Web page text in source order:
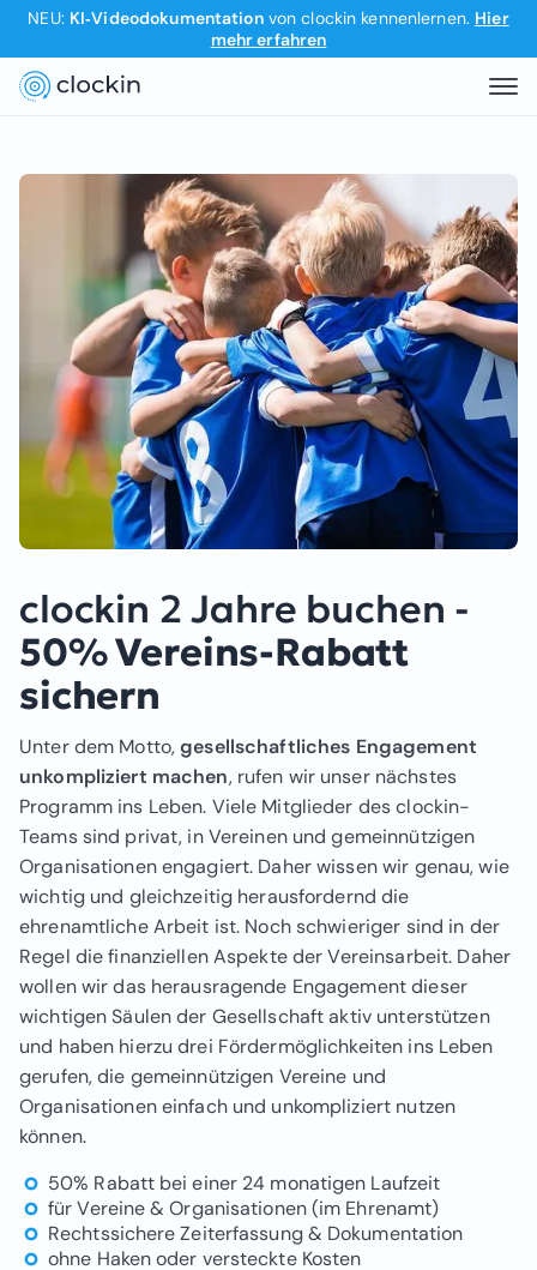
NEU: KI‑Videodokumentationvon clockin kennenlernen. Hier
mehr erfahren
clockin 2 Jahre buchen -
50% Vereins-Rabatt
sichern
Unter dem Motto,gesellschaftliches Engagement
unkompliziert machen, rufen wir unser nächstes
Programm ins Leben. Viele Mitglieder des clockin-
Teams sind privat, in Vereinen und gemeinnützigen
Organisationen engagiert. Daher wissen wir genau, wie
wichtig und gleichzeitig herausfordernd die
ehrenamtliche Arbeit ist. Noch schwieriger sind in der
Regel die finanziellen Aspekte der Vereinsarbeit. Daher
wollen wir das herausragende Engagement dieser
wichtigen Säulen der Gesellschaft aktiv unterstützen
und haben hierzu drei Fördermöglichkeiten ins Leben
gerufen, die gemeinnützigen Vereine und
Organisationen einfach und unkompliziert nutzen
können.
50% Rabatt bei einer 24 monatigen Laufzeit
für Vereine & Organisationen (im Ehrenamt)
Rechtssichere Zeiterfassung & Dokumentation
ohne Haken oder versteckte Kosten